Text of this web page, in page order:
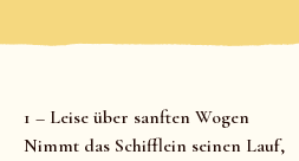
1 – Leise über sanften Wogen
Nimmt das Schifflein seinen Lauf,